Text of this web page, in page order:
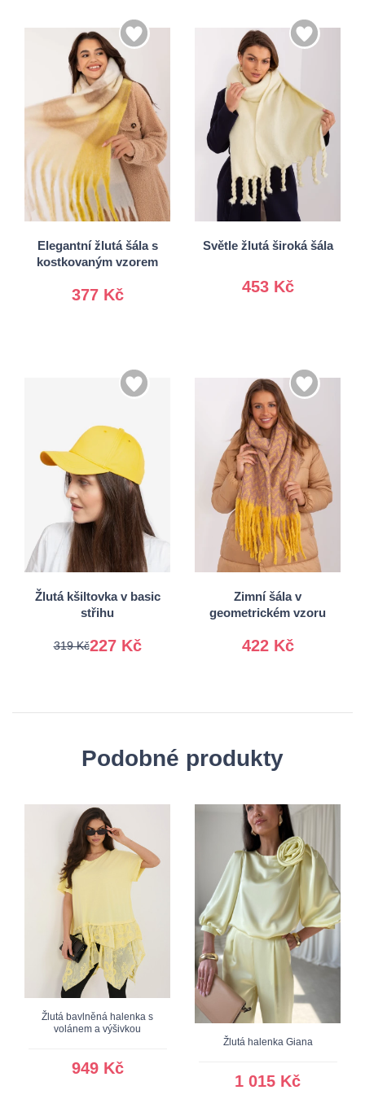
Elegantní žlutá šála s
kostkovaným vzorem
377 Kč
Univerzální
Světle žlutá široká šála
453 Kč
Univerzální
Žlutá kšiltovka v basic
střihu
227 Kč
319 Kč
Univerzální
Zimní šála v
geometrickém vzoru
422 Kč
Univerzální
Podobné produkty
Žlutá bavlněná halenka s
volánem a výšivkou
949 Kč
Žlutá halenka Giana
1 015 Kč